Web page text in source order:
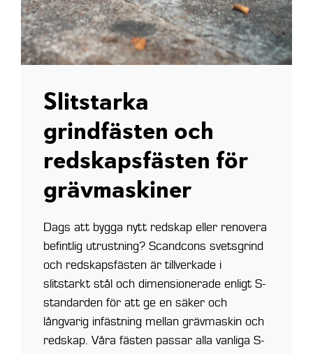
Slitstarka
grindfästen och
redskapsfästen för
grävmaskiner
Dags att bygga nytt redskap eller renovera
befintlig utrustning? Scandcons svetsgrind
och redskapsfästen är tillverkade i
slitstarkt stål och dimensionerade enligt S-
standarden för att ge en säker och
långvarig infästning mellan grävmaskin och
redskap. Våra fästen passar alla vanliga S-